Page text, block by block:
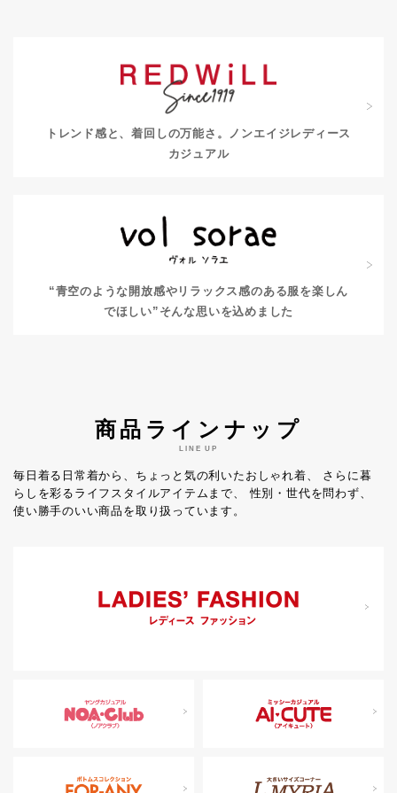
トレンド感と、着回しの万能さ。
ノンエイジレディース
カジュアル
“青空のような開放感やリラックス感のある服を楽しん
でほしい” そんな思いを込めました
商品ラインナップ
LINE UP
毎日着る日常着から、ちょっと気の利いたおしゃれ着、
さらに暮
らしを彩るライフスタイルアイテムまで、
性別・世代を問わず、
使い勝手のいい商品を取り扱っています。